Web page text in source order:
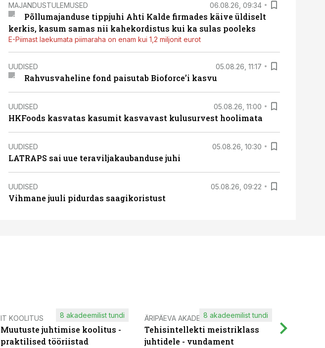
MAJANDUSTULEMUSED 06.08.26, 09:34
Põllumajanduse tippjuhi Ahti Kalde firmades käive üldiselt
kerkis, kasum samas nii kahekordistus kui ka sulas pooleks
E-Piimast laekumata piimaraha on enam kui 1,2 miljonit eurot
UUDISED 05.08.26, 11:17
Rahvusvaheline fond paisutab Bioforce’i kasvu
UUDISED 05.08.26, 11:00
HKFoods kasvatas kasumit kasvavast kulusurvest hoolimata
UUDISED 05.08.26, 10:30
LATRAPS sai uue teraviljakaubanduse juhi
UUDISED 05.08.26, 09:22
Vihmane juuli pidurdas saagikoristust
IT KOOLITUS
Muutuste juhtimise koolitus -
praktilised tööriistad
8 akadeemilist tundi ÄRIPÄEVA AKADEEMIA
Tehisintellekti meistriklass
juhtidele - vundament
8 akadeemilist tundi